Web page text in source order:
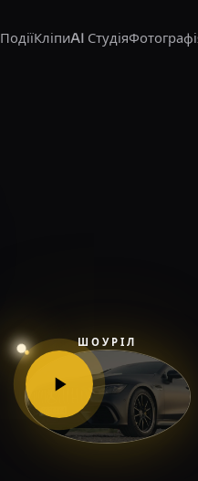
ПодіїКліпиAI Студія
ШОУРІЛ